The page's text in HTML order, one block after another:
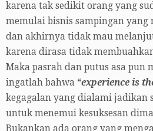
karena tak sedikit orang yang
memulai bisnis sampingan yang
dan akhirnya tidak mau
karena dirasa tidak
Maka pasrah dan putus asa pun
ingatlah bahwa “experience is
kegagalan yang dialami jadikan
untuk menemui kesuksesan
Bukankan ada orang yang